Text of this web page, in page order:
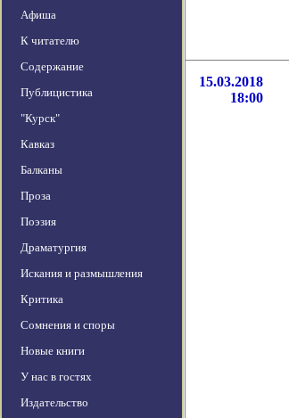
Афиша
К читателю
Содержание
Публицистика
"Курск"
Кавказ
Балканы
Проза
Поэзия
Драматургия
Искания и размышления
Критика
Сомнения и споры
Новые книги
У нас в гостях
Издательство
15.03.2018
18:00